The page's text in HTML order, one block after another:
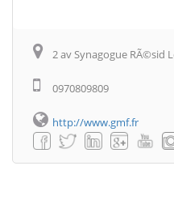
2 av Synagogue RÃ©sid
0970809809
http://www.gmf.fr